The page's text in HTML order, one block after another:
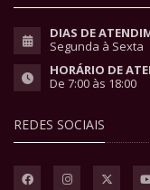
DIAS DE
Segunda à Sexta
HORÁRIO DE
De 7:00 às 18:00
REDES SOCIAIS